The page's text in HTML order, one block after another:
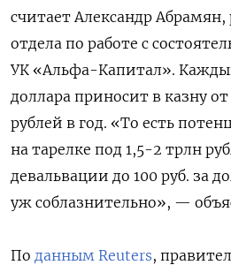
считает Александр Абрамян,
отдела по работе с
УК «Альфа-Капитал».
доллара приносит в казну
рублей в год. «То есть
на тарелке под 1,5-2 трлн
девальвации до 100 руб. за
уж соблазнительно», —
По данным Reuters,